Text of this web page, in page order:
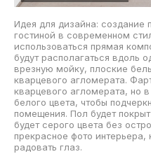
Идея для дизайна: создание
гостиной в современном
использоваться прямая
будут располагаться вдоль
врезную мойку, плоские
кварцевого агломерата.
кварцевого агломерата, но
белого цвета, чтобы
помещения. Пол будет
будет серого цвета без
прекрасное фото интерьера,
радовать глаз.